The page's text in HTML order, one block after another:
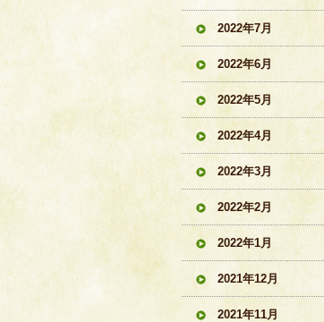
2022年7月
2022年6月
2022年5月
2022年4月
2022年3月
2022年2月
2022年1月
2021年12月
2021年11月